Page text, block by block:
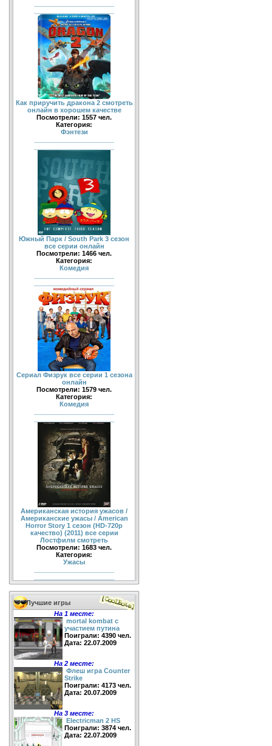
Как приручить дракона 2 смотреть
онлайн в хорошем качестве
Посмотрели: 1557 чел.
Категория:
Фэнтези
Южный Парк / South Park 3 сезон
все серии онлайн
Посмотрели: 1466 чел.
Категория:
Комедия
Сериал Физрук все серии 1 сезона
онлайн
Посмотрели: 1579 чел.
Категория:
Комедия
Американская история ужасов /
Американские ужасы / American
Horror Story 1 сезон (HD-720p
качество) (2011) все серии
Лостфилм смотреть
Посмотрели: 1683 чел.
Категория:
Ужасы
Лучшие игры
На 1 месте:
mortal kombat с
участием путина
Поиграли: 4390 чел.
Дата: 22.07.2009
На 2 месте:
Флеш игра Counter
Strike
Поиграли: 4173 чел.
Дата: 20.07.2009
На 3 месте:
Electricman 2 HS
Поиграли: 3874 чел.
Дата: 22.07.2009